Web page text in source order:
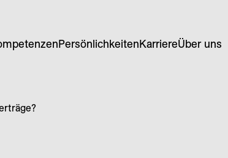
PersönlichkeitenKarriereÜber uns